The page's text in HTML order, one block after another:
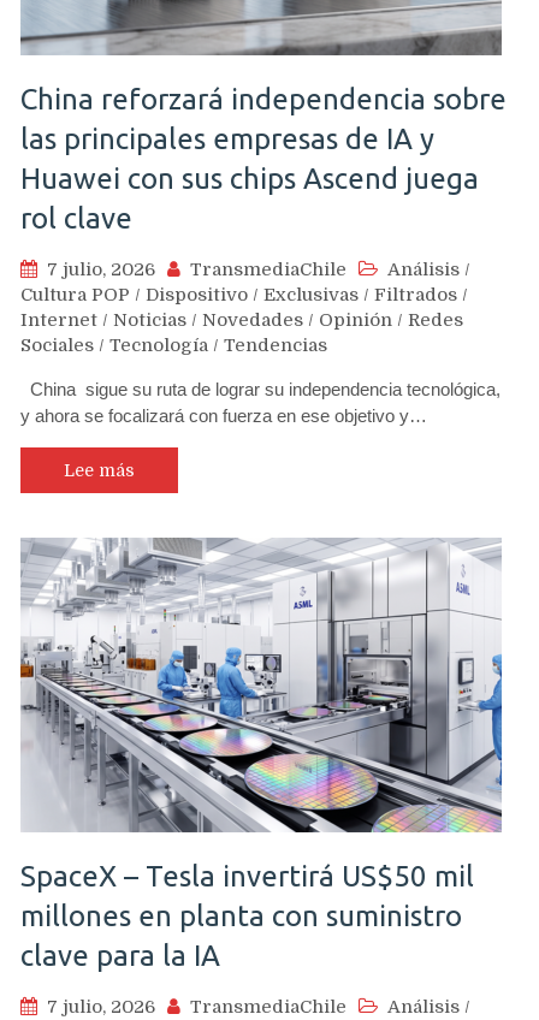
China reforzará independencia sobre
las principales empresas de IA y
Huawei con sus chips Ascend juega
rol clave
7 julio, 2026 TransmediaChile Análisis /
Cultura POP / Dispositivo / Exclusivas / Filtrados /
Internet / Noticias / Novedades / Opinión / Redes
Sociales / Tecnología / Tendencias
China sigue su ruta de lograr su independencia tecnológica,
y ahora se focalizará con fuerza en ese objetivo y…
Lee más
SpaceX – Tesla invertirá US$50 mil
millones en planta con suministro
clave para la IA
7 julio, 2026 TransmediaChile Análisis /